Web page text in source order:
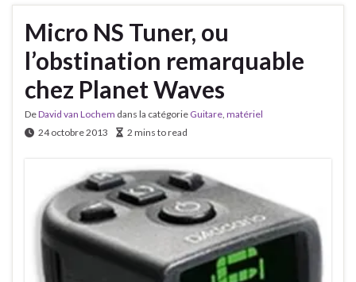
Micro NS Tuner, ou
l’obstination remarquable
chez Planet Waves
DeDavid van Lochem dans la catégorie Guitare matériel
24 octobre 2013
2 mins to read